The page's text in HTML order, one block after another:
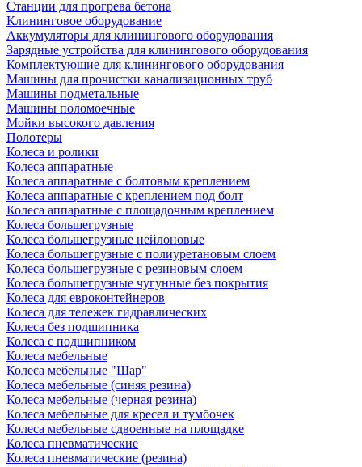
Станции для прогрева бетона
Клининговое оборудование
Аккумуляторы для клинингового оборудования
Зарядные устройства для клинингового оборудования
Комплектующие для клинингового оборудования
Машины для прочистки канализационных труб
Машины подметальные
Машины поломоечные
Мойки высокого давления
Полотеры
Колеса и ролики
Колеса аппаратные
Колеса аппаратные с болтовым креплением
Колеса аппаратные с креплением под болт
Колеса аппаратные с площадочным креплением
Колеса большегрузные
Колеса большегрузные нейлоновые
Колеса большегрузные с полиуретановым слоем
Колеса большегрузные с резиновым слоем
Колеса большегрузные чугунные без покрытия
Колеса для евроконтейнеров
Колеса для тележек гидравлических
Колеса без подшипника
Колеса с подшипником
Колеса мебельные
Колеса мебельные "Шар"
Колеса мебельные (синяя резина)
Колеса мебельные (черная резина)
Колеса мебельные для кресел и тумбочек
Колеса мебельные сдвоенные на площадке
Колеса пневматические
Колеса пневматические (резина)